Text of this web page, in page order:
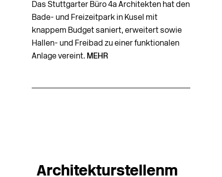
Das Stuttgarter Büro 4a Architekten hat den
Bade- und Freizeitpark in Kusel mit
knappem Budget saniert, erweitert sowie
Hallen- und Freibad zu einer funktionalen
Anlage vereint. MEHR
Architekturstellenm